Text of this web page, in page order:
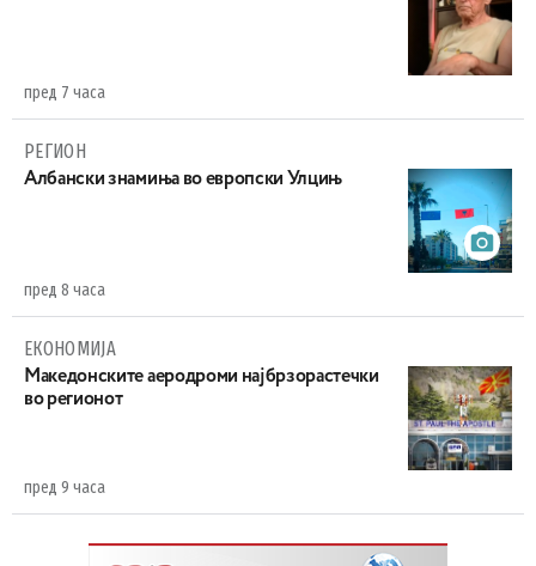
пред 7 часа
РЕГИОН
Aлбански знамиња во европски Улцињ
пред 8 часа
ЕКОНОМИЈА
Maкедонските аеродроми најбрзорастечки
во регионот
пред 9 часа